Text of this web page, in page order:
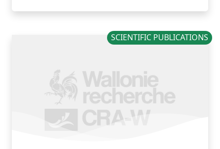
SCIENTIFIC PUBLICATIONS